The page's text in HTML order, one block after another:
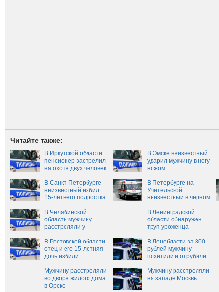
Читайте также:
В Иркутской области
пенсионер застрелил
на охоте двух человек
В Омске неизвестный
ударил мужчину в ногу
ножом
В Санкт-Петербурге
неизвестный избил
15-летнего подростка
В Петербурге на
Учительской
неизвестный в черном
скрылся
В Челябинской
области мужчину
расстреляли у
В Ленинградской
области обнаружен
труп уроженца
В Ростовской области
отец и его 15-летняя
дочь избили
В Ленобласти за 800
рублей мужчину
похитили и отрубили
Мужчину расстреляли
во дворе жилого дома
в Орске
Мужчину расстреляли
на западе Москвы